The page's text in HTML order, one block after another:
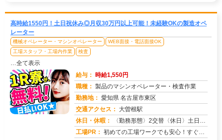
高時給1550円！土日祝休み◎月収30万円以上可能！未経験OKの製造オペ
レーター
機械オペレーター・マシンオペレーター
WEB面接・電話面接OK
工場スタッフ・工場内作業
検査
…全て表示
給与： 時給1,550円
職種： 製品のマシンオペレーター・検査作業
勤務地： 愛知県 名古屋市東区
交通アクセス： 大曽根駅
休日・休暇：
〈勤務形態〉2交替〈休日〉土日祝★ＧＷ★夏季休暇★冬季休暇★年末年始
工場PR： 初めての工場ワークでも安心！すぐに生活を始められる環境が整っています！→ 家具付き寮は初期費用0円！敷金・礼金、鍵...